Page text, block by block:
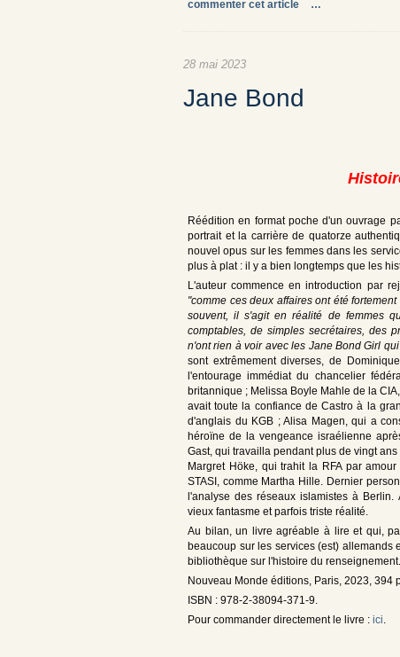
commenter cet article
…
28 mai 2023
Jane Bond
Réédition en format poche d'un ouvrage
portrait et la carrière de quatorze
nouvel opus sur les femmes dans les
plus à plat : il y a bien longtemps que les
L'auteur commence en introduction par
"comme ces deux affaires ont été
souvent, il s'agit en réalité de femmes
comptables, de simples secrétaires, des
n'ont rien à voir avec les Jane Bond Girl
sont extrêmement diverses, de
l'entourage immédiat du chancelier
britannique ; Melissa Boyle Mahle de la
avait toute la confiance de Castro à la
d'anglais du KGB ; Alisa Magen, qui a
héroïne de la vengeance israélienne
Gast, qui travailla pendant plus de vingt
Margret Höke, qui trahit la RFA par
STASI, comme Martha Hille. Dernier
l'analyse des réseaux islamistes à
vieux fantasme et parfois triste réalité.
Au bilan, un livre agréable à lire et qui,
beaucoup sur les services (est)
bibliothèque sur l'histoire du renseignement.
Nouveau Monde éditions, Paris, 2023, 394
ISBN : 978-2-38094-371-9.
Pour commander directement le livre : ici.